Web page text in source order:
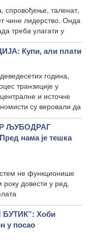
спровођење, таленат,
чине лидерство. Онда
треба улагати у
Купи, али плати
година,
транзиције у
и источне
су веровали да
ЉУБОДРАГ
нама је тешка
не функционише
року довести у ред.
Хоби
у посао